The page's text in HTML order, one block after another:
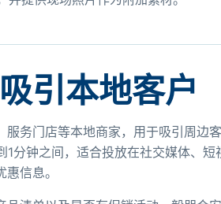
引本地客户
务门店等本地商家，用于吸引周边
分钟之间，适合投放在社交媒体、
信息。